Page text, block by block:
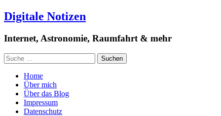
Digitale Notizen
Internet, Astronomie, Raumfahrt & mehr
Home
Über mich
Über das Blog
Impressum
Datenschutz